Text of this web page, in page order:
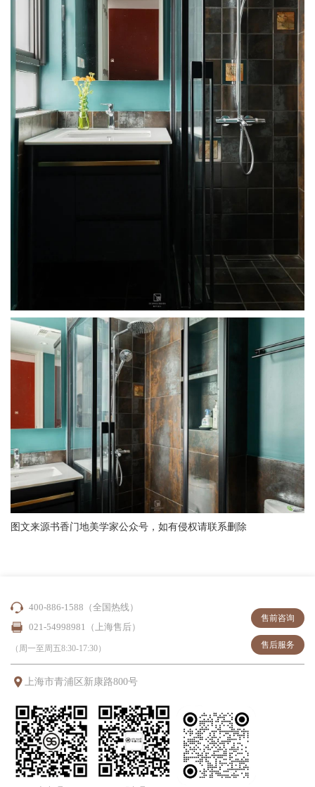
图文来源书香门地美学家公众号，如有侵权请联系删除
400-886-1588（全国热线）
021-54998981（上海售后）
（周一至周五8:30-17:30）
售前咨询
售后服务
上海市青浦区新康路800号